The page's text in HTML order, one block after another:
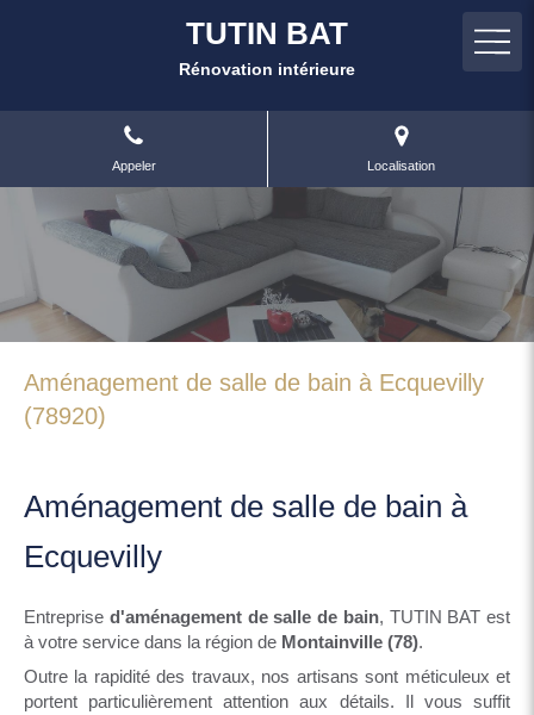
TUTIN BAT
Rénovation intérieure
Appeler Localisation
Aménagement de salle de bain à Ecquevilly
(78920)
Aménagement de salle de bain à
Ecquevilly
Entreprise d'aménagement de salle de bain, TUTIN BAT est
à votre service dans la région de Montainville (78).
Outre la rapidité des travaux, nos artisans sont méticuleux et
portent particulièrement attention aux détails. Il vous suffit